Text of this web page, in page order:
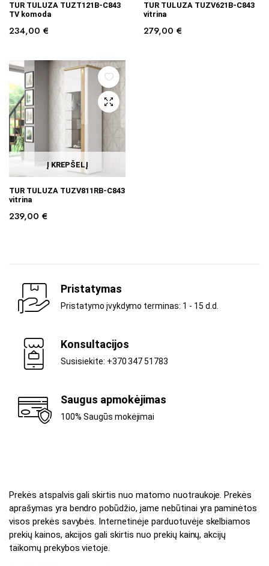
TUR TULUZA TUZT121B-C843
TV komoda
234,00 €
TUR TULUZA TUZV621B-C843
vitrina
279,00 €
Į KREPŠELĮ
TUR TULUZA TUZV811RB-C843
vitrina
239,00 €
Pristatymas
Pristatymo įvykdymo terminas: 1 - 15 d.d.
Konsultacijos
Susisiekite: +370 347 51783
Saugus apmokėjimas
100% Saugūs mokėjimai
Prekės atspalvis gali skirtis nuo matomo nuotraukoje. Prekės
aprašymas yra bendro pobūdžio, jame nebūtinai yra paminėtos
visos prekės savybės. Internetinėje parduotuvėje skelbiamos
prekių kainos, akcijos gali skirtis nuo prekių kainų, akcijų
taikomų prekybos vietoje.